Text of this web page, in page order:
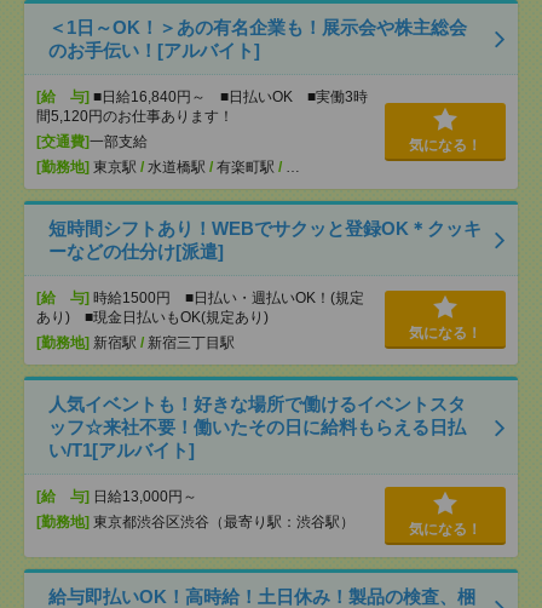
＜1日～OK！＞あの有名企業も！展示会や株主総会
のお手伝い！[アルバイト]
[給 与] ■日給16,840円～ ■日払いOK ■実働3時
間5,120円のお仕事あります！
[交通費]一部支給
[勤務地] 東京駅 / 水道橋駅 / 有楽町駅 / …
気になる！
短時間シフトあり！WEBでサクッと登録OK＊クッキ
ーなどの仕分け[派遣]
[給 与] 時給1500円 ■日払い・週払いOK！(規定
あり) ■現金日払いもOK(規定あり)
[勤務地] 新宿駅 / 新宿三丁目駅
気になる！
人気イベントも！好きな場所で働けるイベントスタ
ッフ☆来社不要！働いたその日に給料もらえる日払
い/T1[アルバイト]
[給 与] 日給13,000円～
[勤務地] 東京都渋谷区渋谷（最寄り駅：渋谷駅） 気になる！
給与即払いOK！高時給！土日休み！製品の検査、梱